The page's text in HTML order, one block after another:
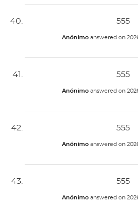
555
Anónimoanswered on
555
Anónimo answered on
555
Anónimoanswered on
555
Anónimoanswered on